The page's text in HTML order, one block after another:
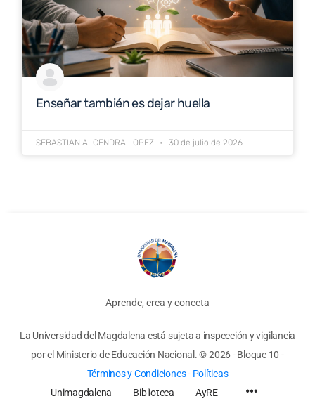
Enseñar también es dejar huella
SEBASTIAN ALCENDRA LOPEZ 30 de julio de 2026
Aprende, crea y conecta
La Universidad del Magdalena está sujeta a inspección y vigilancia
por el Ministerio de Educación Nacional.© 2026 - Bloque 10 -
Términos y Condiciones- Políticas
Unimagdalena
Biblioteca AyRE